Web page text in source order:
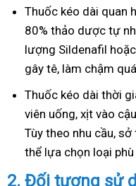
Thuốc kéo dài quan
80% thảo dược tự
lượng Sildenafil
gây tê, làm chậm
Thuốc kéo dài thời
viên uống, xịt vào
Tùy theo nhu cầu,
thể lựa chọn loại phù
2. Đối tượng sử